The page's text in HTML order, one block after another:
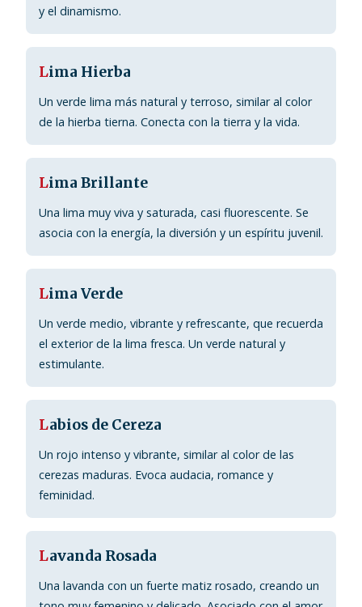
y el dinamismo.
Lima Hierba
Un verde lima más natural y terroso, similar al color
de la hierba tierna. Conecta con la tierra y la vida.
Lima Brillante
Una lima muy viva y saturada, casi fluorescente. Se
asocia con la energía, la diversión y un espíritu juvenil.
Lima Verde
Un verde medio, vibrante y refrescante, que recuerda
el exterior de la lima fresca. Un verde natural y
estimulante.
Labios de Cereza
Un rojo intenso y vibrante, similar al color de las
cerezas maduras. Evoca audacia, romance y
feminidad.
Lavanda Rosada
Una lavanda con un fuerte matiz rosado, creando un